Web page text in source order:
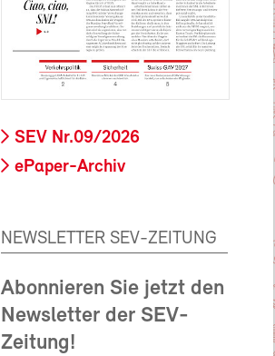
SEV Nr.09/2026
ePaper-Archiv
NEWSLETTER SEV-ZEITUNG
Abonnieren Sie jetzt den
Newsletter der SEV-
Zeitung!